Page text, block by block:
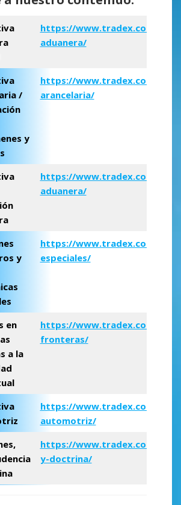
https://www.tradex.com.ve/
aduanera/
/
y
https://www.tradex.com.ve/
arancelaria/
https://www.tradex.com.ve/
aduanera/
y
https://www.tradex.com.ve/
especiales/
en
a la
https://www.tradex.com.ve/
fronteras/
https://www.tradex.com.ve/
automotriz/
https://www.tradex.com.ve/
y-doctrina/